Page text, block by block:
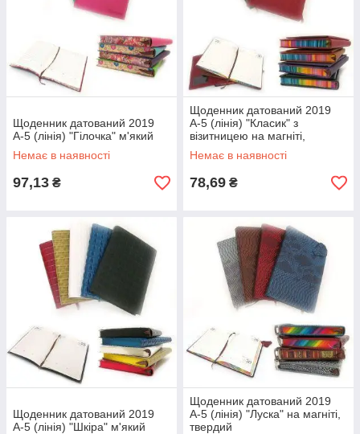
Щоденник датований 2019
А-5 (лінія) "Гілочка" м'який
Немає в наявності
97,13 ₴
Щоденник датований 2019
А-5 (лінія) "Класик" з
візитницею на магніті,
твердий
Немає в наявності
78,69 ₴
Щоденник датований 2019
А-5 (лінія) "Шкіра" м'який
Щоденник датований 2019
А-5 (лінія) "Луска" на магніті,
твердий